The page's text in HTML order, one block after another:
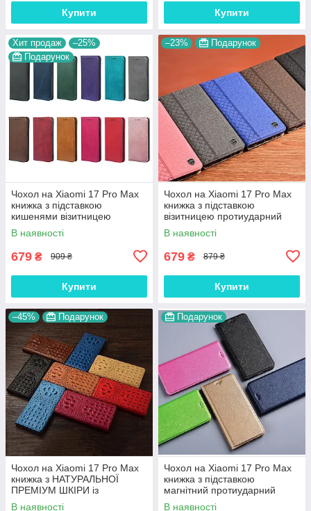
Купити Купити
Хит продаж
–25%
Подарунок
Чохол на Xiaomi 17 Pro Max
книжка з підставкою
кишенями візитницею
магнітний протиударний
шкіряний "VELMAR"
В наявності
679 ₴ 909 ₴
Купити
–23% Подарунок
Чохол на Xiaomi 17 Pro Max
книжка з підставкою
візитницею протиударний
магнітний вологостійкий
"PRIVILEGE"
В наявності
679 ₴ 879 ₴
Купити
–45% Подарунок
Чохол на Xiaomi 17 Pro Max
книжка з НАТУРАЛЬНОЇ
ПРЕМІУМ ШКІРИ із
підставкою протиударний
В наявності
Подарунок
Чохол на Xiaomi 17 Pro Max
книжка з підставкою
магнітний протиударний
вологостійкий "HLT"
В наявності